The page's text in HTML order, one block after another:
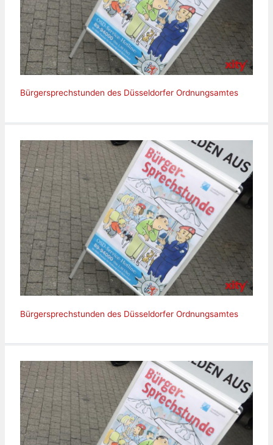
Bürgersprechstunden des Düsseldorfer Ordnungsamtes
Bürgersprechstunden des Düsseldorfer Ordnungsamtes